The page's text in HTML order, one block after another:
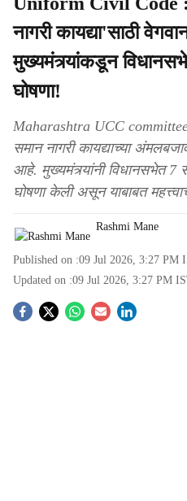
नागरी कायद्या'साठी
मुख्यमंत्र्यांकडून
घोषणा!
Maharashtra UCC committee
समान नागरी कायद्याच्या
आहे. मुख्यमंत्र्यांनी विधानसभेत 7
घोषणा केली असून याबाबत
Rashmi Mane
Published on :09 Jul 2026, 3:27 PM
Updated on :09 Jul 2026, 3:27 PM
S